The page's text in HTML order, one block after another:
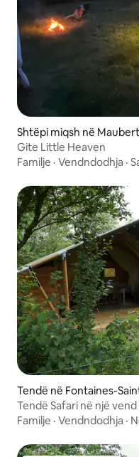
Shtëpi miqsh në
Gite Little Heaven
Familje · Vendndodhja ·
Tendë në Fontaines-
Tendë Safari në një vend
Familje · Vendndodhja ·